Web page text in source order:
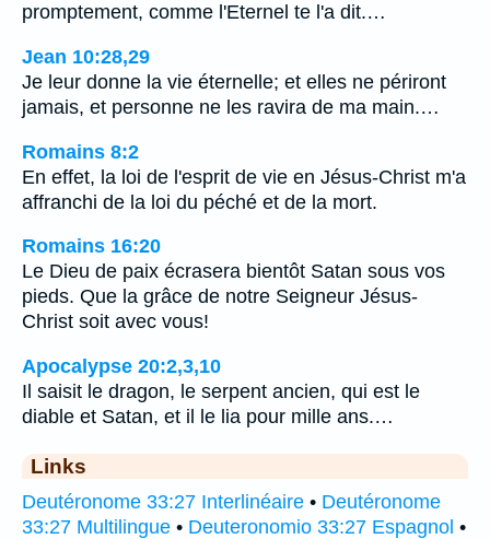
promptement, comme l'Eternel te l'a dit.…
Jean 10:28,29
Je leur donne la vie éternelle; et elles ne périront
jamais, et personne ne les ravira de ma main.…
Romains 8:2
En effet, la loi de l'esprit de vie en Jésus-Christ m'a
affranchi de la loi du péché et de la mort.
Romains 16:20
Le Dieu de paix écrasera bientôt Satan sous vos
pieds. Que la grâce de notre Seigneur Jésus-
Christ soit avec vous!
Apocalypse 20:2,3,10
Il saisit le dragon, le serpent ancien, qui est le
diable et Satan, et il le lia pour mille ans.…
Links
Deutéronome 33:27 Interlinéaire • Deutéronome
33:27 Multilingue • Deuteronomio 33:27 Espagnol •